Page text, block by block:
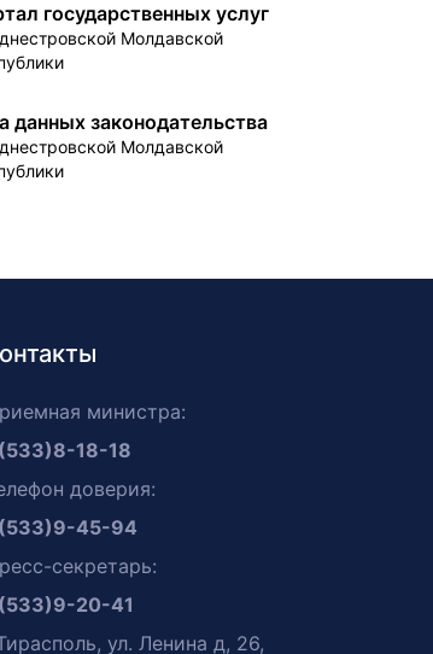
государственных услуг
Молдавской
данных законодательства
Молдавской
министра:
18-18
доверия:
45-94
секретарь:
20-41
ул. Ленина д, 26,